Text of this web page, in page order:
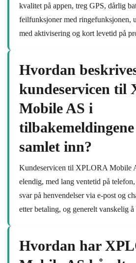
kvalitet på appen, treg GPS, dårlig
feilfunksjoner med ringefunksjonen,
med aktivisering og kort levetid på
Hvordan
kundeservicen til
Mobile AS i
samlet inn?
Kundeservicen til XPLORA Mobile
elendig, med lang ventetid på
svar på henvendelser via e-post og
etter betaling, og generelt vanskelig
Hvordan har